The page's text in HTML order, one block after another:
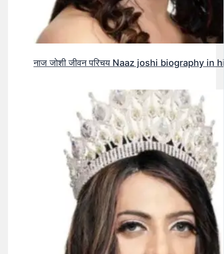
नाज जोशी जीवन परिचय Naaz joshi biography in